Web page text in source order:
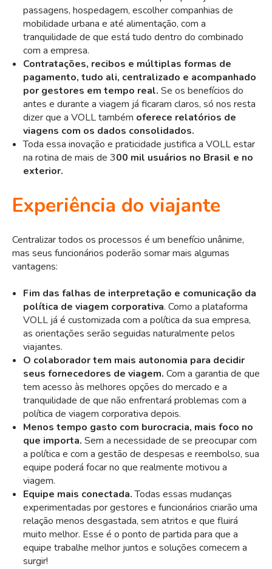
passagens, hospedagem, escolher companhias de
mobilidade urbana e até alimentação, com a
tranquilidade de que está tudo dentro do combinado
com a empresa.
Contratações, recibos e múltiplas formas de
pagamento, tudo ali, centralizado e acompanhado
por gestores em tempo real. Se os benefícios do
antes e durante a viagem já ficaram claros, só nos resta
dizer que a VOLL também oferece relatórios de
viagens com os dados consolidados.
Toda essa inovação e praticidade justifica a VOLL estar
na rotina de mais de 300 mil usuários no Brasil e no
exterior.
Experiência do viajante
Centralizar todos os processos é um benefício unânime,
mas seus funcionários poderão somar mais algumas
vantagens:
Fim das falhas de interpretação e comunicação da
política de viagem corporativa. Como a plataforma
VOLL já é customizada com a política da sua empresa,
as orientações serão seguidas naturalmente pelos
viajantes.
O colaborador tem mais autonomia para decidir
seus fornecedores de viagem. Com a garantia de que
tem acesso às melhores opções do mercado e a
tranquilidade de que não enfrentará problemas com a
política de viagem corporativa depois.
Menos tempo gasto com burocracia, mais foco no
que importa. Sem a necessidade de se preocupar com
a política e com a gestão de despesas e reembolso, sua
equipe poderá focar no que realmente motivou a
viagem.
Equipe mais conectada.Todas essas mudanças
experimentadas por gestores e funcionários criarão uma
relação menos desgastada, sem atritos e que fluirá
muito melhor. Esse é o ponto de partida para que a
equipe trabalhe melhor juntos e soluções comecem a
surgir!